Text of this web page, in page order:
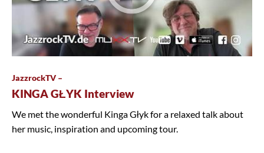
JazzrockTV –
KINGA GŁYK Interview
We met the wonderful Kinga Głyk for a relaxed talk about
her music, inspiration and upcoming tour.